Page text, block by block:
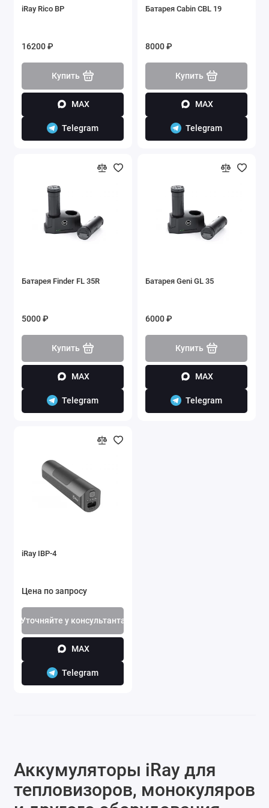
iRay Rico BP
16200 ₽
Купить
MAX
Telegram
Батарея Cabin CBL 19
8000 ₽
Купить
MAX
Telegram
Батарея Finder FL 35R
5000 ₽
Купить
MAX
Telegram
Батарея Geni GL 35
6000 ₽
Купить
MAX
Telegram
iRay IBP-4
Цена по запросу
Уточняйте у консультанта
MAX
Telegram
Аккумуляторы iRay для
тепловизоров, монокуляров